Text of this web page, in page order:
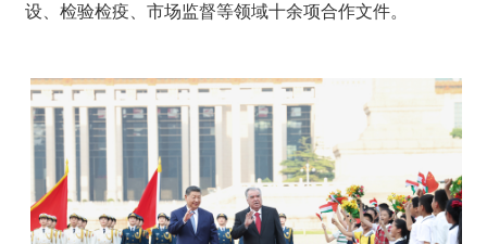
设、检验检疫、市场监督等领域十余项合作文件。